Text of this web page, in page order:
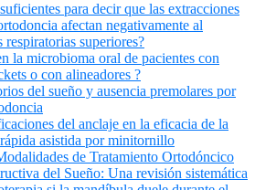
para decir que las extracciones
afectan negativamente al
superiores?
la microbioma oral de pacientes con
o con alineadores ?
del sueño y ausencia premolares por
del anclaje en la eficacia de la
asistida por minitornillo
de Tratamiento Ortodóncico
del Sueño: Una revisión sistemática